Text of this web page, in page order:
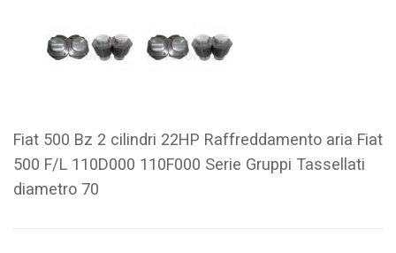
Fiat 500 Bz 2 cilindri 22HP Raffreddamento aria Fiat
500 F/L 110D000 110F000 Serie Gruppi Tassellati
diametro 70